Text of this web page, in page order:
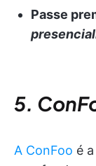
Passe
5.
A ConFoo é